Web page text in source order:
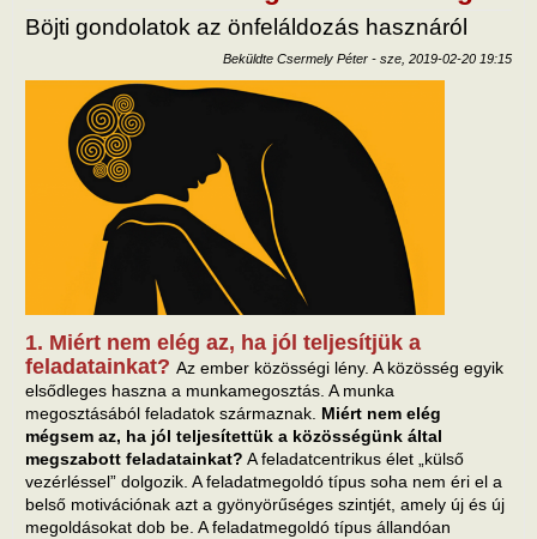
Böjti gondolatok az önfeláldozás hasznáról
Beküldte Csermely Péter - sze, 2019-02-20 19:15
1. Miért nem elég az, ha jól teljesítjük a
feladatainkat? Az ember közösségi lény. A közösség egyik
elsődleges haszna a munkamegosztás. A munka
megosztásából feladatok származnak. Miért nem elég
mégsem az, ha jól teljesítettük a közösségünk által
megszabott feladatainkat? A feladatcentrikus élet „külső
vezérléssel” dolgozik. A feladatmegoldó típus soha nem éri el a
belső motivációnak azt a gyönyörűséges szintjét, amely új és új
megoldásokat dob be. A feladatmegoldó típus állandóan